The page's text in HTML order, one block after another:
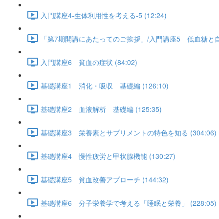
入門講座4-生体利用性を考える-5 (12:24)
「第7期開講にあたってのご挨拶」/入門講座5 低血糖と
入門講座6 貧血の症状 (84:02)
基礎講座1 消化・吸収 基礎編 (126:10)
基礎講座2 血液解析 基礎編 (125:35)
基礎講座3 栄養素とサプリメントの特色を知る (304:06)
基礎講座4 慢性疲労と甲状腺機能 (130:27)
基礎講座5 貧血改善アプローチ (144:32)
基礎講座6 分子栄養学で考える「睡眠と栄養」 (228:05)